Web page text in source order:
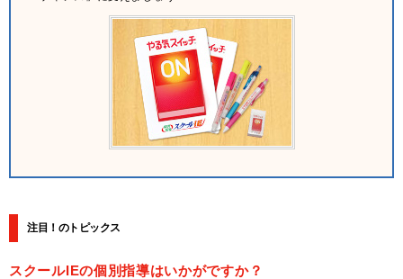
注目！のトピックス
スクールIEの個別指導はいかがですか？